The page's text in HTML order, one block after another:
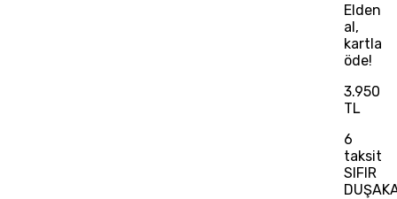
Elden
al,
kartla
öde!
3.950
TL
6
taksit
SIFIR